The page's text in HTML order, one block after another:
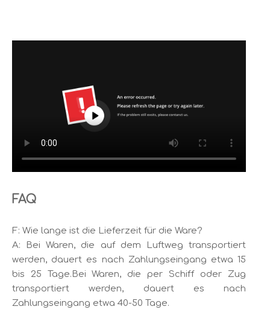
FAQ
F: Wie lange ist die Lieferzeit für die Ware?
A: Bei Waren, die auf dem Luftweg transportiert
werden, dauert es nach Zahlungseingang etwa 15
bis 25 Tage.Bei Waren, die per Schiff oder Zug
transportiert werden, dauert es nach
Zahlungseingang etwa 40-50 Tage.